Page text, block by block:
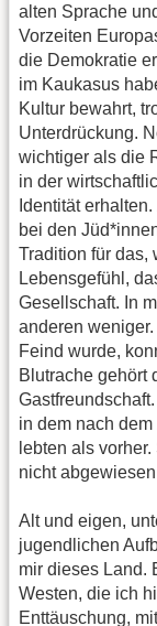
alten Sprache
Vorzeiten
die Demokratie
im Kaukasus
Kultur bewahrt,
Unterdrückung.
wichtiger als die
in der
Identität
bei den
Tradition für das,
Lebensgefühl,
Gesellschaft. In
anderen
Feind wurde,
Blutrache gehört
in dem nach
lebten als
nicht
Alt und eigen,
jugendlichen
mir dieses Land.
Westen, die ich
Enttäuschung,